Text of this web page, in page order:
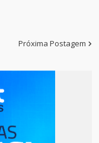
Próxima Postagem